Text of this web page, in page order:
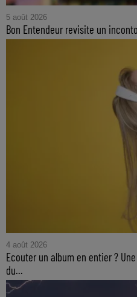
5 août 2026
Bon Entendeur revisite un
4 août 2026
Ecouter un album en entier ?
du...